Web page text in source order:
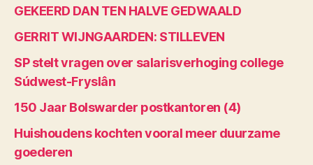
GEKEERD DAN TEN HALVE GEDWAALD
GERRIT WIJNGAARDEN: STILLEVEN
SP stelt vragen over salarisverhoging college
Súdwest-Fryslân
150 Jaar Bolswarder postkantoren (4)
Huishoudens kochten vooral meer duurzame
goederen